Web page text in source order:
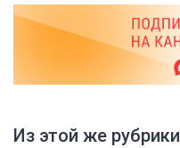
Из этой же рубрики